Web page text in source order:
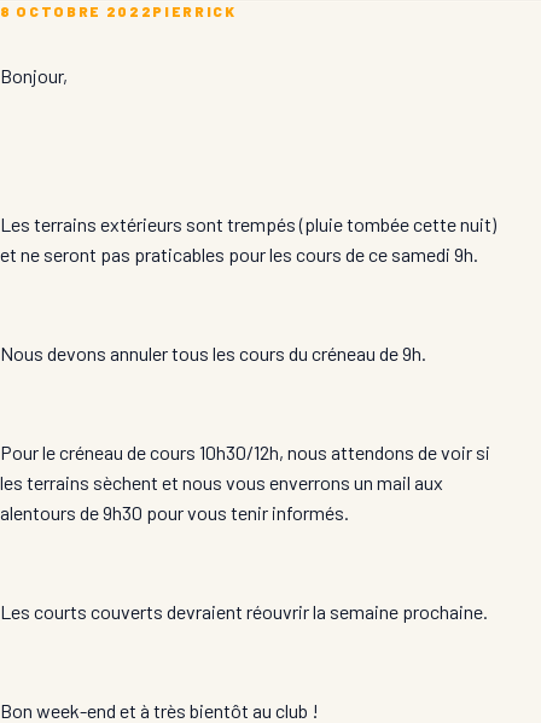
8 OCTOBRE 2022 PIERRICK
Bonjour,
Les terrains extérieurs sont trempés (pluie tombée cette nuit)
et ne seront pas praticables pour les cours de ce samedi 9h.
Nous devons annuler tous les cours du créneau de 9h.
Pour le créneau de cours 10h30/12h, nous attendons de voir si
les terrains sèchent et nous vous enverrons un mail aux
alentours de 9h30 pour vous tenir informés.
Les courts couverts devraient réouvrir la semaine prochaine.
Bon week-end et à très bientôt au club !